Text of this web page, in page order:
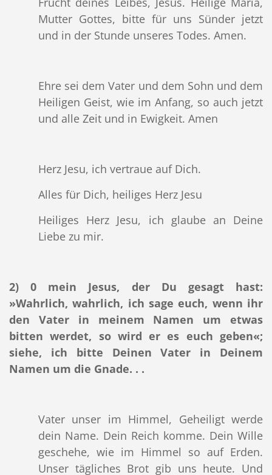
Mutter Gottes, bitte für uns Sünder jetzt
und in der Stunde unseres Todes. Amen.
Ehre sei dem Vater und dem Sohn und dem
Heiligen Geist, wie im Anfang, so auch jetzt
und alle Zeit und in Ewigkeit. Amen
Herz Jesu, ich vertraue auf Dich.
Alles für Dich, heiliges Herz Jesu
Heiliges Herz Jesu, ich glaube an Deine
Liebe zu mir.
2)0 mein Jesus, der Du gesagt hast:
»Wahrlich, wahrlich, ich sage euch, wenn ihr
den Vater in meinem Namen um etwas
bitten werdet, so wird er es euch geben«;
siehe, ich bitte Deinen Vater in Deinem
Namen um die Gnade. . .
Vater unser im Himmel, Geheiligt werde
dein Name. Dein Reich komme. Dein Wille
geschehe, wie im Himmel so auf Erden.
Unser tägliches Brot gib uns heute. Und